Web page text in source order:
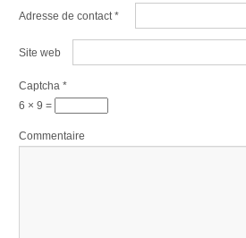
Adresse de contact*
Site web
Captcha *
6 × 9 =
Commentaire